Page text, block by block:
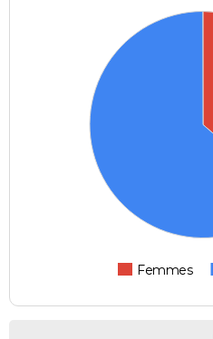
Femmes